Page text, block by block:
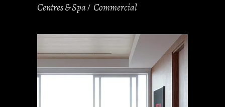
Centres & Spa Commercial